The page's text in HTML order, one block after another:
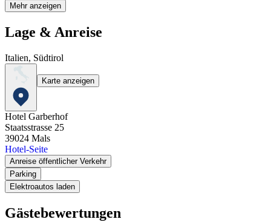
Mehr anzeigen
Lage & Anreise
Italien, Südtirol
Karte anzeigen
Hotel Garberhof
Staatsstrasse 25
39024 Mals
Hotel-Seite
Anreise öffentlicher Verkehr
Parking
Elektroautos laden
Gästebewertungen